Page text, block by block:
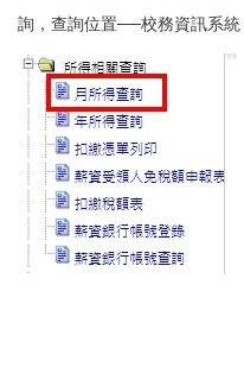
詢，查詢位置──校務資訊系統